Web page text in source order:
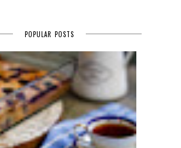
POPULAR POSTS